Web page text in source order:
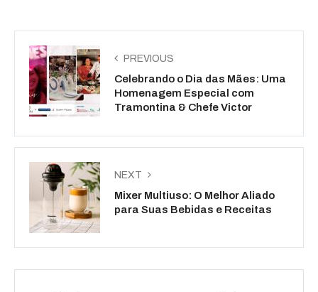
PREVIOUS
Celebrando o Dia das Mães: Uma
Homenagem Especial com
Tramontina & Chefe Victor
NEXT
Mixer Multiuso: O Melhor Aliado
para Suas Bebidas e Receitas